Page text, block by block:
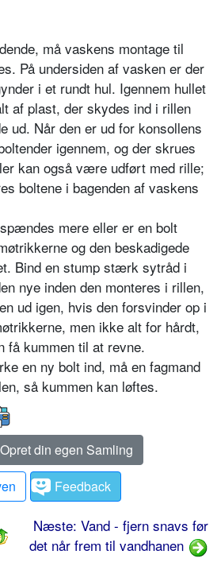
må vaskens montage til
På undersiden af vasken er der
i et rundt hul. Igennem hullet
af plast, der skydes ind i rillen
ud. Når den er ud for konsollens
igennem, og der skrues
kan også være udført med rille;
boltene i bagenden af vaskens
mere eller er en bolt
og den beskadigede
Bind en stump stærk sytråd i
nye inden den monteres i rillen,
ud igen, hvis den forsvinder op i
men ikke alt for hårdt,
få kummen til at revne.
en ny bolt ind, må en fagmand
så kummen kan løftes.
Opret din egen Samling
Feedback
Næste: Vand - fjern snavs før
det når frem til vandhanen